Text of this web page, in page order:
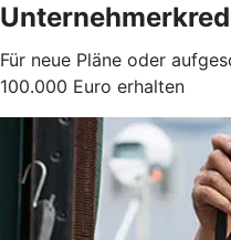
Für neue Pläne oder
100.000 Euro erhalten